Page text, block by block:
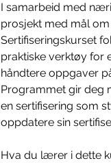
I samarbeid med
prosjekt med mål
Sertifiseringskurset
praktiske verktøy for
håndtere oppgaver
Programmet gir deg
en sertifisering som
oppdatere sin
Hva du lærer i dette